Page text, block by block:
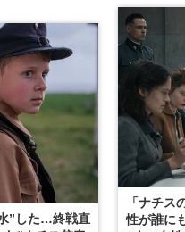
”した…終戦直
「ナチス
性が誰に